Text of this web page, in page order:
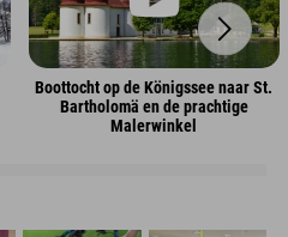
Boottocht op de Königssee naar St.
Bartholomä en de prachtige
Malerwinkel